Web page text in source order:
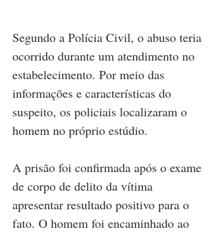
Segundo a Polícia Civil, o abuso teria
ocorrido durante um atendimento no
estabelecimento. Por meio das
informações e características do
suspeito, os policiais localizaram o
homem no próprio estúdio.
A prisão foi confirmada após o exame
de corpo de delito da vítima
apresentar resultado positivo para o
fato. O homem foi encaminhado ao